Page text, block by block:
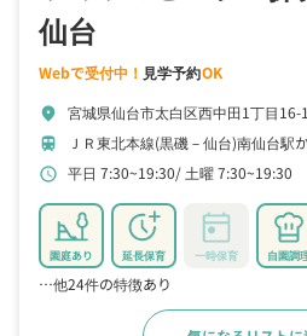
仙台
Webで受付中！ 見学予約OK
location_on 宮城県仙台市太白区西中田1丁目16-
train ＪＲ東北本線(黒磯－仙台)南仙台駅
schedule 平日 7:30~19:30 土曜 7:30~19:30
園庭あり 延長保育 一時保育 自園調
…他24件の特徴あり